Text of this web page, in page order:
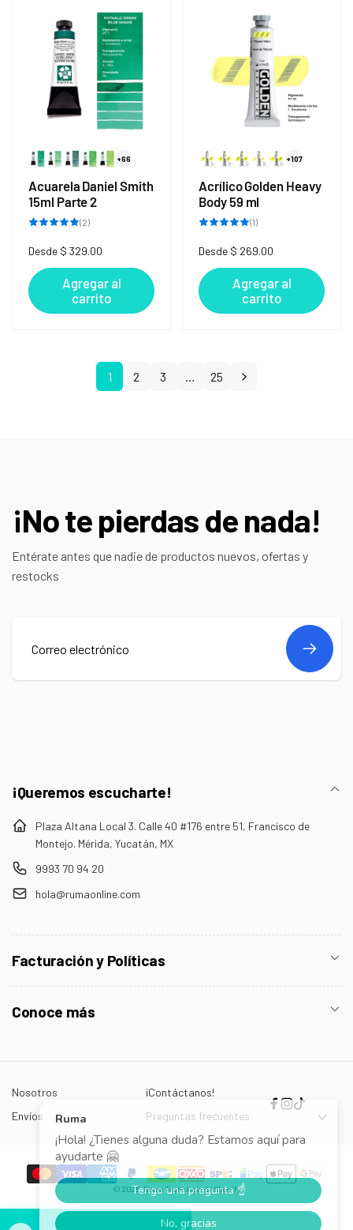
Acuarela Daniel Smith
15ml Parte 2
(2)2
Precio
habitual
Desde $ 329.00
+66
Agregar al
carrito
Acrílico Golden Heavy
Body 59 ml
(1)1
Precio
habitual
Desde $ 269.00
+107
Agregar al
carrito
1 2 3 … 25
¡No te pierdas de nada!
Entérate antes que nadie de productos nuevos, ofertas y
restocks
Correo
¡Queremos escucharte!
Plaza Altana Local 3. Calle 40 #176 entre 51, Francisco de
Montejo. Mérida, Yucatán, MX
9993 70 94 20
hola@rumaonline.com
Facturación y Políticas
Conoce más
Nosotros
¡Contáctanos!
Envíos
Preguntas frecuentes Facebook
Instagram
TikTok
Formas
de
pago
© 2026,Ruma Tecnología de Shopify